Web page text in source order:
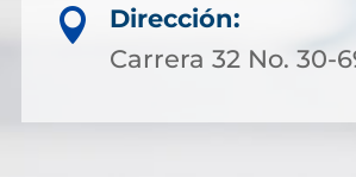

Dirección:
Carrera 32 No. 30-